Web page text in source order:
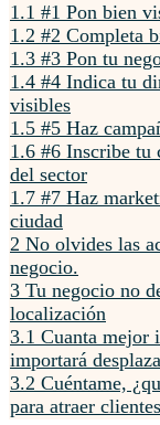
1.1 #1 Pon bien
1.2 #2 Completa
1.3 #3 Pon tu
1.4 #4 Indica tu
visibles
1.5 #5 Haz
1.6 #6 Inscribe tu
del sector
1.7 #7 Haz
ciudad
2 No olvides las
negocio.
3 Tu negocio no
localización
3.1 Cuanta mejor
importará
3.2 Cuéntame,
para atraer